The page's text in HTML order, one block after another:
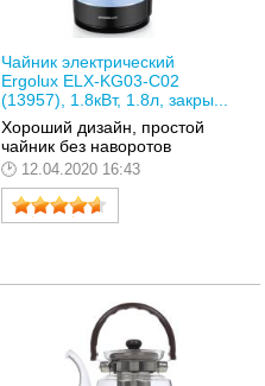
Чайник электрический
Ergolux ELX-KG03-C02
(13957), 1.8кВт, 1.8л, закры...
Хороший дизайн, простой
чайник без наворотов
12.04.2020 16:43